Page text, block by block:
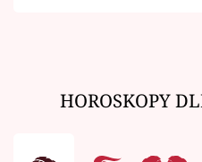
HOROSKOPY